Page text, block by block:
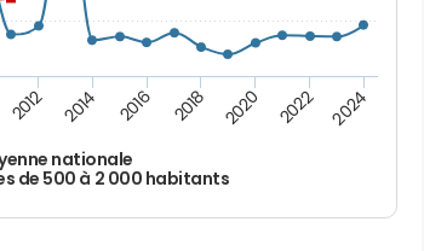
nationale
de 500 à 2 000 habitants
2012 2014 2016 2018 2020 2022 2024